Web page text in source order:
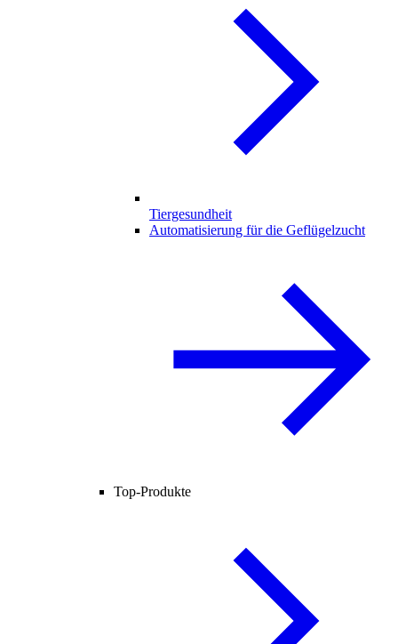
Tiergesundheit
Automatisierung für die Geflügelzucht
Top-Produkte